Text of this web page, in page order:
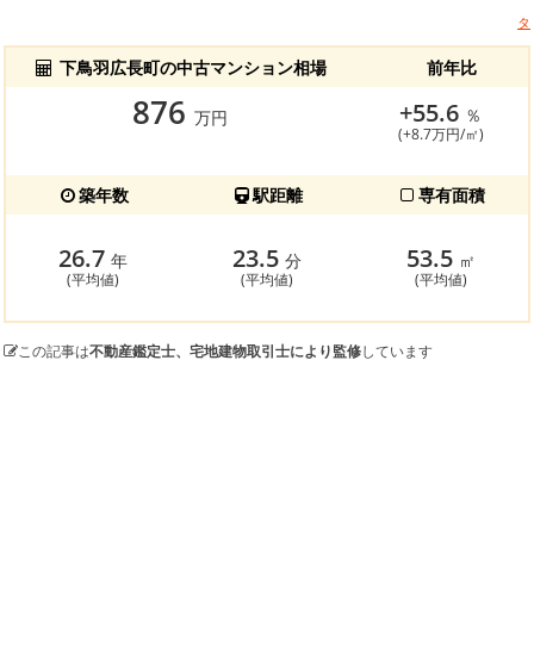
タ
下鳥羽広長町の中古マンション相場 前年比
876 万円 +55.6 ％
(+8.7万円/㎡)
築年数 駅距離 専有面積
26.7 年
(平均値)
23.5 分
(平均値)
53.5 ㎡
(平均値)
この記事は不動産鑑定士、宅地建物取引士により監修しています